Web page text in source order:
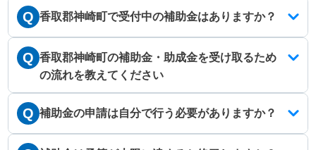
Q 香取郡神崎町で受付中の補助金はありますか？
Q 香取郡神崎町の補助金・助成金を受け取るため
の流れを教えてください
Q 補助金の申請は自分で行う必要がありますか？